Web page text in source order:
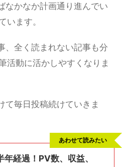
なかなか計画通り進んでい
います。
、全く読まれない記事も分
活動に活かしやすくなりま
て毎日投稿続けていきま
年経過！PV数、収益、
あわせて読みたい